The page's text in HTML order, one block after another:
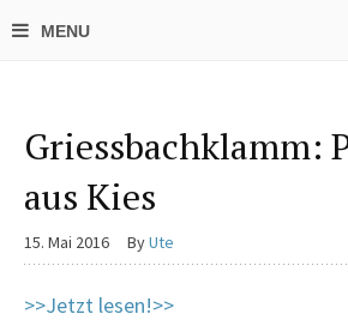
Griessbachklamm:
aus Kies
15. Mai 2016 ByUte
>>Jetzt lesen!>>